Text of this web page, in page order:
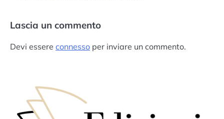
Lascia un commento
Devi essere connesso per inviare un commento.